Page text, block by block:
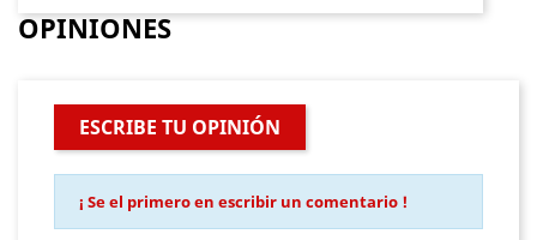
OPINIONES
ESCRIBE TU OPINIÓN
¡ Se el primero en escribir un comentario !